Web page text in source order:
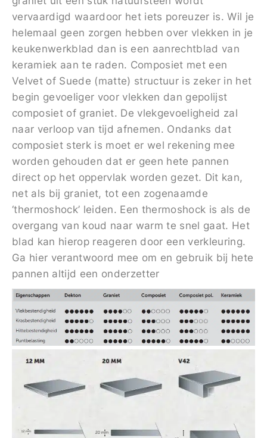
vervaardigd waardoor het iets poreuzer is. Wil je
helemaal geen zorgen hebben over vlekken in je
keukenwerkblad dan is een aanrechtblad van
keramiek aan te raden. Composiet met een
Velvet of Suede (matte) structuur is zeker in het
begin gevoeliger voor vlekken dan gepolijst
composiet of graniet. De vlekgevoeligheid zal
naar verloop van tijd afnemen. Ondanks dat
composiet sterk is moet er wel rekening mee
worden gehouden dat er geen hete pannen
direct op het oppervlak worden gezet. Dit kan,
net als bij graniet, tot een zogenaamde
‘thermoshock’ leiden. Een thermoshock is als de
overgang van koud naar warm te snel gaat. Het
blad kan hierop reageren door een verkleuring.
Ga hier verantwoord mee om en gebruik bij hete
pannen altijd een onderzetter